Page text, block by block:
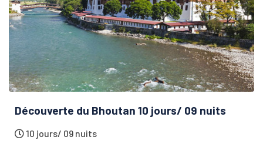
Découverte du Bhoutan 10 jours/ 09 nuits
10 jours/ 09 nuits